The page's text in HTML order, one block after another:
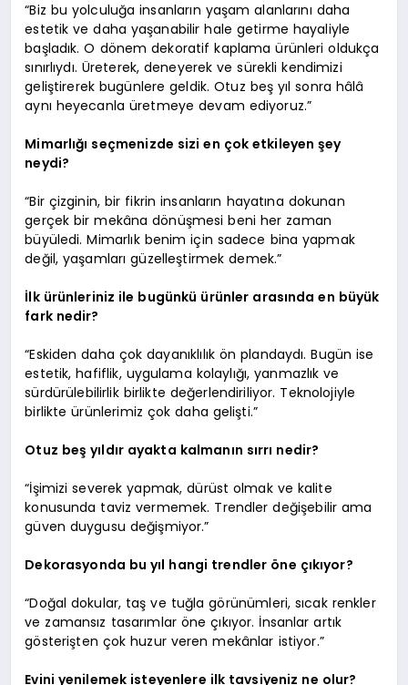
“Biz bu yolculuğa insanların yaşam alanlarını daha
estetik ve daha yaşanabilir hale getirme hayaliyle
başladık. O dönem dekoratif kaplama ürünleri oldukça
sınırlıydı. Üreterek, deneyerek ve sürekli kendimizi
geliştirerek bugünlere geldik. Otuz beş yıl sonra hâlâ
aynı heyecanla üretmeye devam ediyoruz.”
Mimarlığı seçmenizde sizi en çok etkileyen şey
neydi?
“Bir çizginin, bir fikrin insanların hayatına dokunan
gerçek bir mekâna dönüşmesi beni her zaman
büyüledi. Mimarlık benim için sadece bina yapmak
değil, yaşamları güzelleştirmek demek.”
İlk ürünleriniz ile bugünkü ürünler arasında en büyük
fark nedir?
“Eskiden daha çok dayanıklılık ön plandaydı. Bugün ise
estetik, hafiflik, uygulama kolaylığı, yanmazlık ve
sürdürülebilirlik birlikte değerlendiriliyor. Teknolojiyle
birlikte ürünlerimiz çok daha gelişti.”
Otuz beş yıldır ayakta kalmanın sırrı nedir?
“İşimizi severek yapmak, dürüst olmak ve kalite
konusunda taviz vermemek. Trendler değişebilir ama
güven duygusu değişmiyor.”
Dekorasyonda bu yıl hangi trendler öne çıkıyor?
“Doğal dokular, taş ve tuğla görünümleri, sıcak renkler
ve zamansız tasarımlar öne çıkıyor. İnsanlar artık
gösterişten çok huzur veren mekânlar istiyor.”
Evini yenilemek isteyenlere ilk tavsiyeniz ne olur?